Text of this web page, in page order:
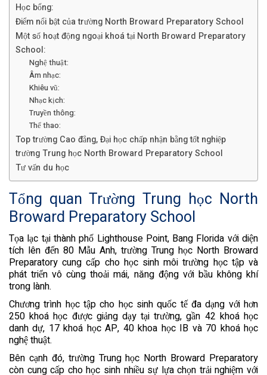
Học bổng:
Điểm nổi bật của trường North Broward Preparatory School
Một số hoạt động ngoại khoá tại North Broward Preparatory
School:
Nghệ thuật:
Âm nhạc:
Khiêu vũ:
Nhạc kịch:
Truyền thông:
Thể thao:
Top trường Cao đẳng, Đại học chấp nhận bằng tốt nghiệp
trường Trung học North Broward Preparatory School
Tư vấn du học
Tổng quan Trường Trung học North
Broward Preparatory School
Tọa lạc tại thành phố Lighthouse Point, Bang Florida với diện
tích lên đến 80 Mẫu Anh, trường Trung học North Broward
Preparatory cung cấp cho học sinh môi trường học tập và
phát triển vô cùng thoải mái, năng động với bầu không khí
trong lành.
Chương trình học tập cho học sinh quốc tế đa dạng với hơn
250 khoá học được giảng dạy tại trường, gần 42 khoá học
danh dự, 17 khoá học AP, 40 khoa học IB và 70 khoá học
nghệ thuật.
Bên cạnh đó, trường Trung học North Broward Preparatory
còn cung cấp cho học sinh nhiều sự lựa chọn trải nghiệm với